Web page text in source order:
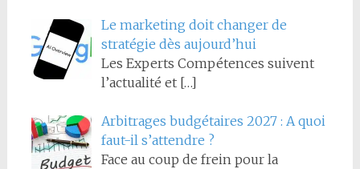
Le marketing doit changer de
stratégie dès aujourd’hui
Les Experts Compétences suivent
l’actualité et […]
Arbitrages budgétaires 2027 : A quoi
faut-il s’attendre ?
Face au coup de frein pour la